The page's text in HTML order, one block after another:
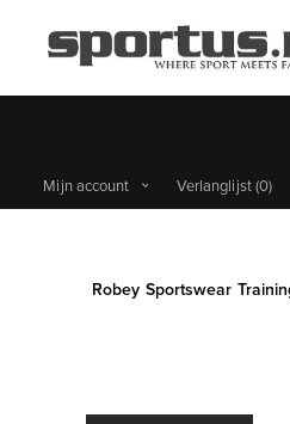
Mijn account Verlanglijst(0)
Robey Sportswear